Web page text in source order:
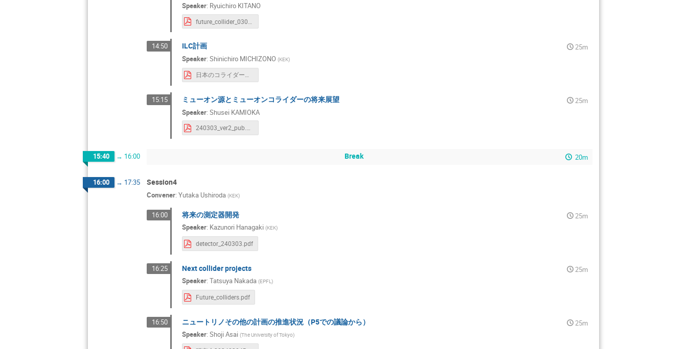
Speaker: Ryuichiro KITANO
14:50 ILC計画
25m
Speaker: Shinichiro MICHIZONO (KEK)
日本のコライダーの系譜と将来展望ILCFin.pdf
15:15 ミューオン源とミューオンコライダーの将来展望
25m
Speaker: Shusei KAMIOKA
240303_ver2_pub.pdf
15:40 → 16:00 Break 20m
16:00 → 17:35 Session4
Convener: Yutaka Ushiroda (KEK)
16:00 将来の測定器開発
25m
Speaker: Kazunori Hanagaki (KEK)
detector_240303.pdf
16:25 Next collider projects
25m
Speaker: Tatsuya Nakada (EPFL)
Future_colliders.pdf
16:50 ニュートリノその他の計画の推進状況（P5での議論から）
25m
Speaker: Shoji Asai (The University of Tokyo)